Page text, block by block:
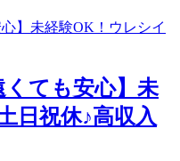
くても安心】未
日祝休♪高収入